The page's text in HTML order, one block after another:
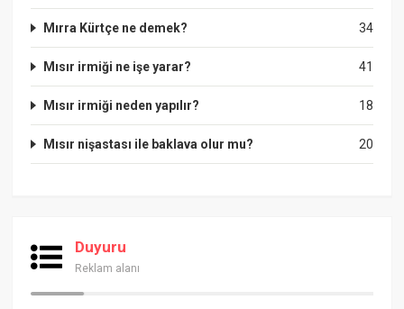
34
Mırra Kürtçe ne demek?
41
Mısır irmiği ne işe yarar?
18
Mısır irmiği neden yapılır?
20
Mısır nişastası ile baklava olur mu?
Duyuru
Reklam alanı